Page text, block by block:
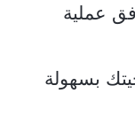
عملية
بسهولة